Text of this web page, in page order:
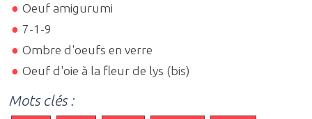
Oeuf amigurumi
7-1-9
Ombre d'oeufs en verre
Oeuf d'oie à la fleur de lys (bis)
Mots clés :